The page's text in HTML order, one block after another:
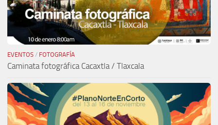
EVENTOS / FOTOGRAFÍA
Caminata fotográfica Cacaxtla / Tlaxcala